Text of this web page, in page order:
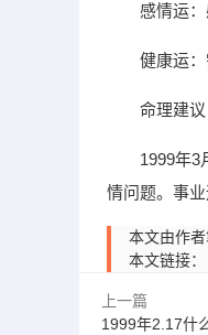
感情运
健康运
命理建议
1999年3
情问题。事
本文由作
本文链接：
上一篇
1999年2.17什